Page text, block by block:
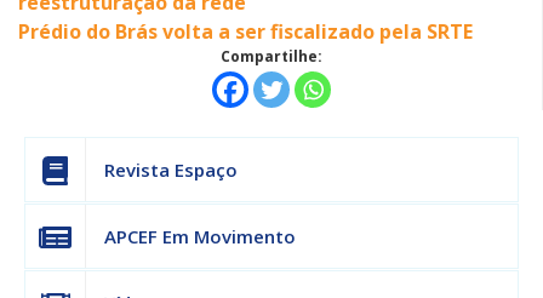
Prédio do Brás volta a ser fiscalizado pela SRTE
Compartilhe:
Revista Espaço
APCEF Em Movimento